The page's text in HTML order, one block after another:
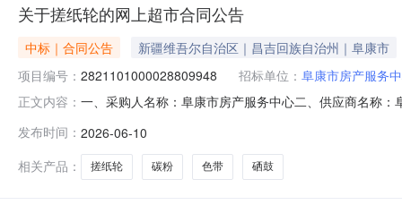
关于搓纸轮的网上超市合同公告
中标｜合同公告
新疆维吾尔自治区｜昌吉回族自治州｜阜康市
项目编号： 2821101000028809948 招标单位： 阜康市房产服务
正文内容： 一、采购人名称：阜康市房产服务中心二、供应商名称
1.0065652科思特KST-Q2612A科思特Q2612A碳粉适用
发布时间： 2026-06-10
相关产品：
搓纸轮 碳粉 色带 硒鼓